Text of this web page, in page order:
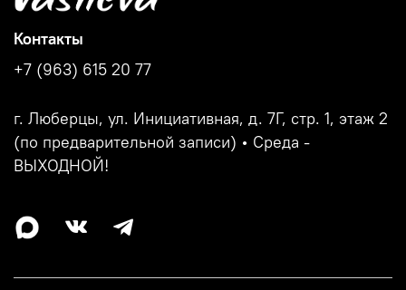
Контакты
+7 (963) 615 20 77
г. Люберцы, ул. Инициативная, д. 7Г, стр. 1, этаж 2
(по предварительной записи) • Среда -
ВЫХОДНОЙ!